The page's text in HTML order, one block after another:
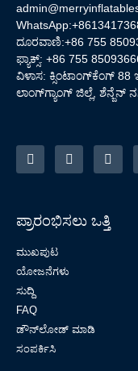
ದೂರವಾಣಿ:+86 755
ಫ್ಯಾಕ್ಸ್: +86 755
ವಿಳಾಸ: ಕ್ಸಿಂಟಾಂಗ್‌ಕೆಂಗ್ 88
ಲಾಂಗ್‌ಗ್ಯಾಂಗ್ ಜಿಲ್ಲೆ, ಶೆನ್ಜೆನ್
ಪ್ರಾರಂಭಿಸಲು ಒತ್ತಿ
ಮುಖಪುಟ
ಯೋಜನೆಗಳು
ಸುದ್ದಿ
FAQ
ಡೌನ್‌ಲೋಡ್ ಮಾಡಿ
ಸಂಪರ್ಕಿಸಿ